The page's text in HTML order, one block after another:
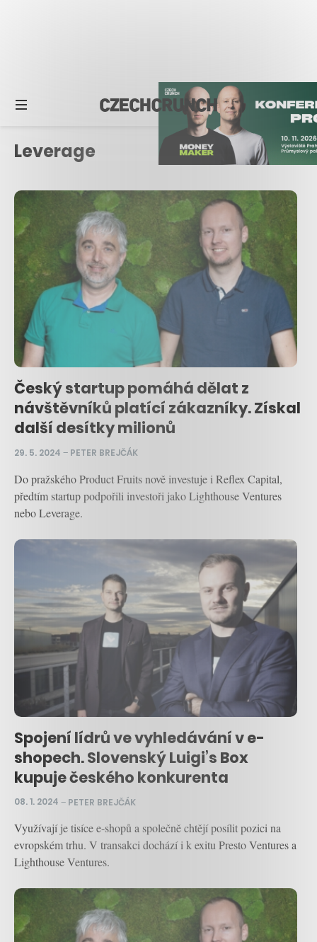
Leverage
Český startup pomáhá dělat z
návštěvníků platící zákazníky. Získal
další desítky milionů
29. 5. 2024 – PETER BREJČÁK
Do pražského Product Fruits nově investuje i Reflex Capital,
předtím startup podpořili investoři jako Lighthouse Ventures
nebo Leverage.
Spojení lídrů ve vyhledávání v e-
shopech. Slovenský Luigi’s Box
kupuje českého konkurenta
08. 1. 2024 – PETER BREJČÁK
Využívají je tisíce e-shopů a společně chtějí posílit pozici na
evropském trhu. V transakci dochází i k exitu Presto Ventures a
Lighthouse Ventures.